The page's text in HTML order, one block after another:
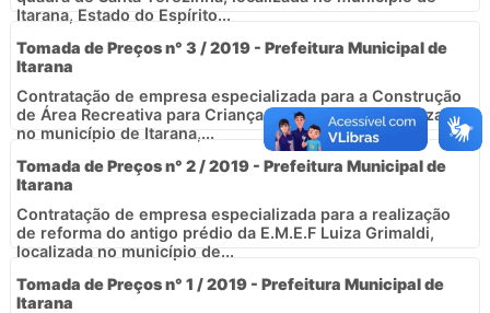
Itarana, Estado do Espírito...
Tomada de Preços n° 3 / 2019 - Prefeitura Municipal de
Itarana
Contratação de empresa especializada para a Construção
de Área Recreativa para Crianças - Playground, localizada
no município de Itarana,...
Tomada de Preços n° 2 / 2019 - Prefeitura Municipal de
Itarana
Contratação de empresa especializada para a realização
de reforma do antigo prédio da E.M.E.F Luiza Grimaldi,
localizada no município de...
Tomada de Preços n° 1 / 2019 - Prefeitura Municipal de
Itarana